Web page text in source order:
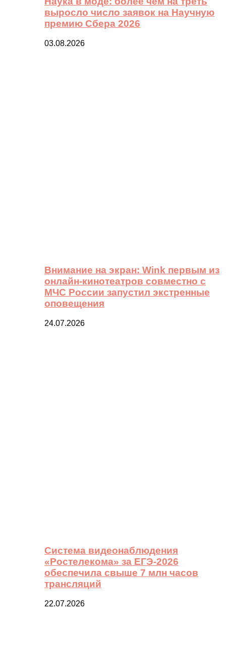
выросло число заявок на Научную
премию Сбера 2026
03.08.2026
Внимание на экран: Wink первым из
онлайн-кинотеатров совместно с
МЧС России запустил экстренные
оповещения
24.07.2026
Система видеонаблюдения
«Ростелекома» за ЕГЭ-2026
обеспечила свыше 7 млн часов
трансляций
22.07.2026